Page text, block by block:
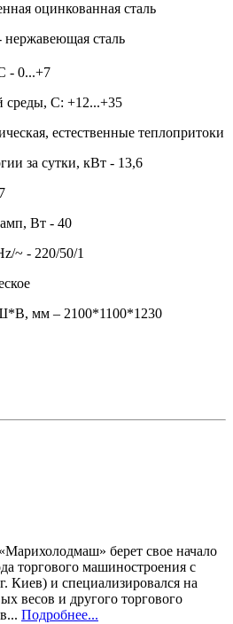
оцинкованная сталь
сталь
- 0...+7
среды, С: +12...+35
естественные теплопритоки
за сутки, кВт - 13,6
Вт - 40
~ - 220/50/1
мм – 2100*1100*1230
берет свое начало
торгового машиностроения с
Киев) и специализировался на
весов и другого торгового
Подробнее...